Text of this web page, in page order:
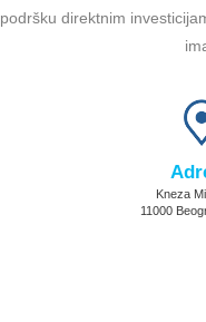
podršku direktnim
Kneza
11000